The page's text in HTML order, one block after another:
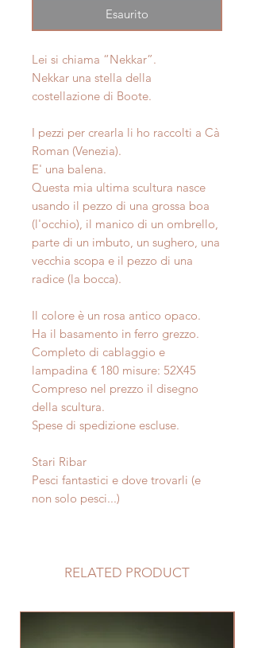
Esaurito
Lei si chiama “Nekkar”.
Nekkar una stella della
costellazione di Boote.
I pezzi per crearla li ho raccolti a Cà
Roman (Venezia).
E' una balena.
Questa mia ultima scultura nasce
usando il pezzo di una grossa boa
(l'occhio), il manico di un ombrello,
parte di un imbuto, un sughero, una
vecchia scopa e il pezzo di una
radice (la bocca).
Il colore è un rosa antico opaco.
Ha il basamento in ferro grezzo.
Completo di cablaggio e
lampadina € 180 misure: 52X45
Compreso nel prezzo il disegno
della scultura.
Spese di spedizione escluse.
Stari Ribar
Pesci fantastici e dove trovarli (e
non solo pesci...)
RELATED PRODUCT